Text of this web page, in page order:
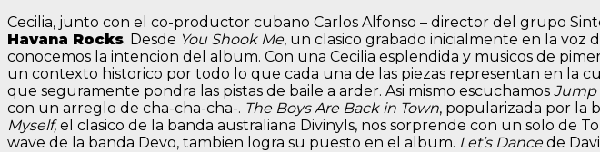
Cecilia, junto con el co-productor cubano Carlos Alfonso – director del grupo
Havana Rocks. Desde You Shook Me, un clasico grabado inicialmente en la voz
conocemos la intencion del album. Con una Cecilia esplendida y musicos de
un contexto historico por todo lo que cada una de las piezas representan en la
que seguramente pondra las pistas de baile a arder. Asi mismo escuchamos Jump
con un arreglo de cha-cha-cha-. The Boys Are Back in Town, popularizada por la
Myself,el clasico de la banda australiana Divinyls, nos sorprende con un solo de
wave de la banda Devo, tambien logra su puesto en el album. Let’s Dancede